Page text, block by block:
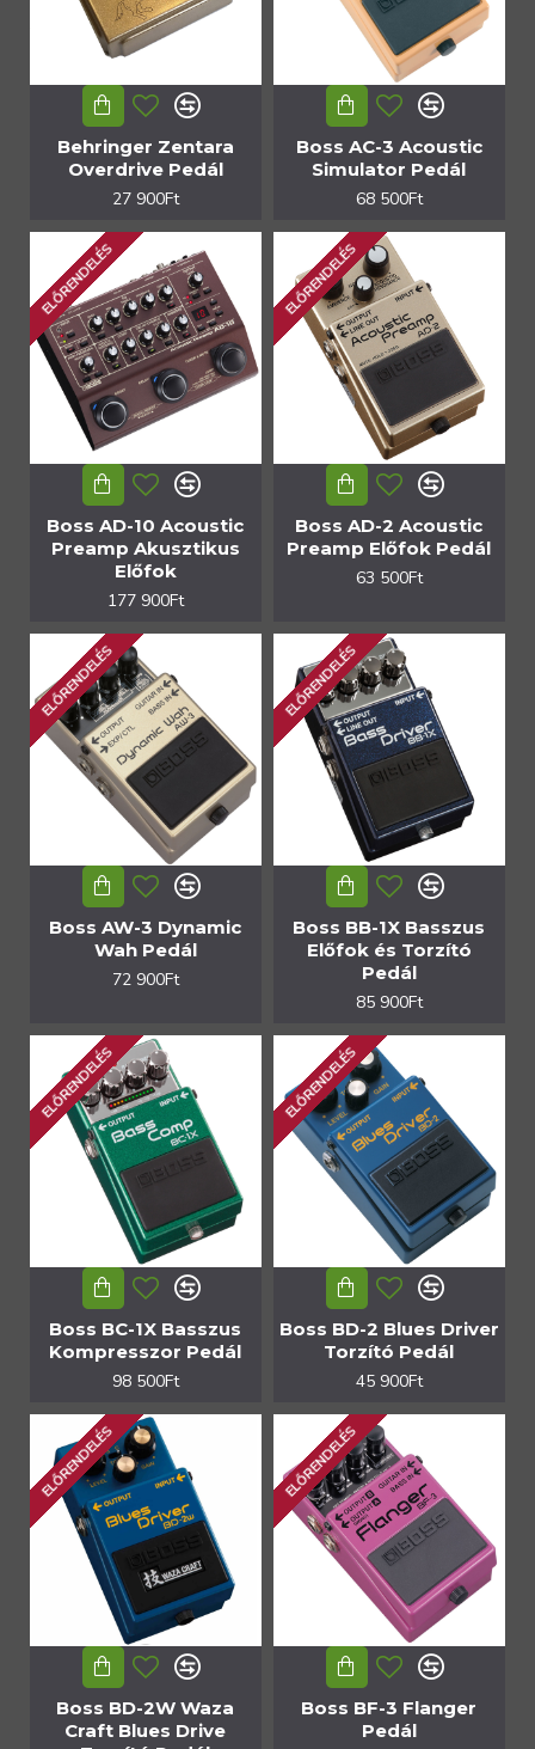
Behringer Zentara
Overdrive Pedál
27 900Ft
Boss AC-3 Acoustic
Simulator Pedál
68 500Ft
ELŐRENDELÉS
Boss AD-10 Acoustic
Preamp Akusztikus
Előfok
177 900Ft
ELŐRENDELÉS
Boss AD-2 Acoustic
Preamp Előfok Pedál
63 500Ft
ELŐRENDELÉS
Boss AW-3 Dynamic
Wah Pedál
72 900Ft
ELŐRENDELÉS
Boss BB-1X Basszus
Előfok és Torzító
Pedál
85 900Ft
ELŐRENDELÉS
Boss BC-1X Basszus
Kompresszor Pedál
98 500Ft
ELŐRENDELÉS
Boss BD-2 Blues Driver
Torzító Pedál
45 900Ft
ELŐRENDELÉS
Boss BD-2W Waza
Craft Blues Drive
ELŐRENDELÉS
Boss BF-3 Flanger
Pedál